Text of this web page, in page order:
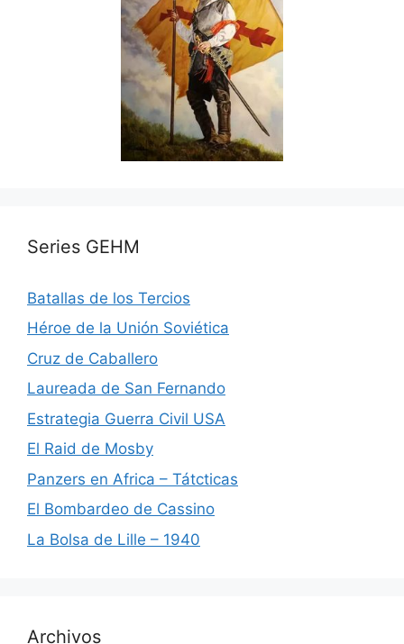
Series GEHM
Batallas de los Tercios
Héroe de la Unión Soviética
Cruz de Caballero
Laureada de San Fernando
Estrategia Guerra Civil USA
El Raid de Mosby
Panzers en Africa – Tátcticas
El Bombardeo de Cassino
La Bolsa de Lille – 1940
Archivos